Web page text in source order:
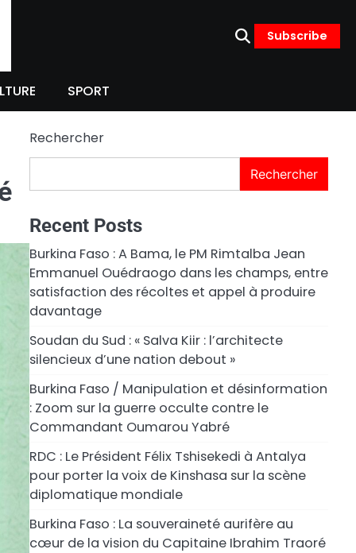
Subscribe
SPORT
Rechercher
Rechercher
Recent Posts
Burkina Faso : A Bama, le PM Rimtalba Jean
Emmanuel Ouédraogo dans les champs, entre
satisfaction des récoltes et appel à produire
davantage
Soudan du Sud : « Salva Kiir : l’architecte
silencieux d’une nation debout »
Burkina Faso / Manipulation et désinformation
: Zoom sur la guerre occulte contre le
Commandant Oumarou Yabré
RDC : Le Président Félix Tshisekedi à Antalya
pour porter la voix de Kinshasa sur la scène
diplomatique mondiale
Burkina Faso : La souveraineté aurifère au
cœur de la vision du Capitaine Ibrahim Traoré